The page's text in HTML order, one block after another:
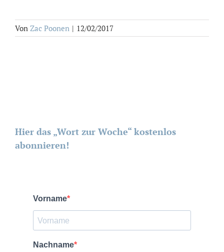
Von Zac Poonen | 12/02/2017
Hier das „Wort zur Woche“ kostenlos
abonnieren!